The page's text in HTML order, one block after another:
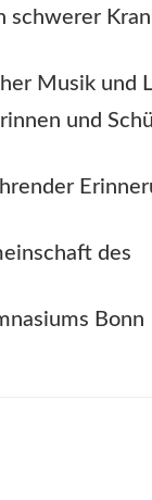
Musik und
und
des
Bonn